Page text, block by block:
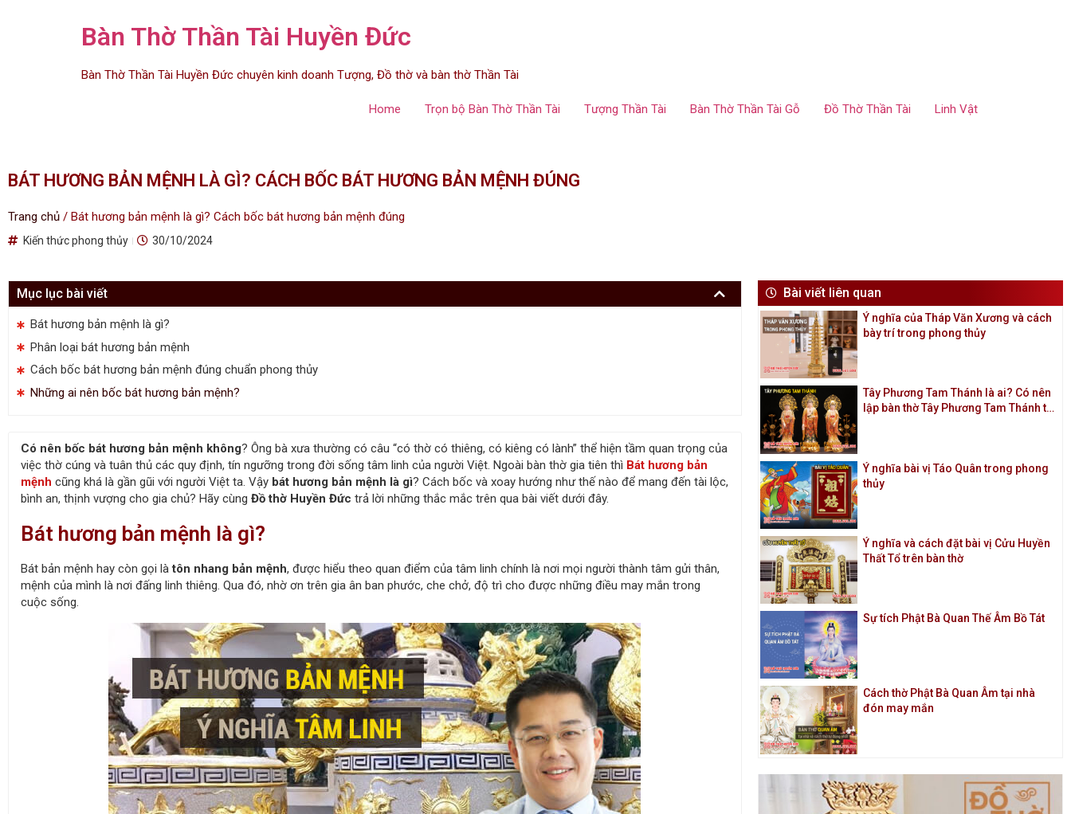
Bàn Thờ Thần Tài Huyền Đức
Bàn Thờ Thần Tài Huyền Đức chuyên kinh doanh Tượng, Đồ thờ và bàn thờ Thần Tài
Home Trọn bộ Bàn Thờ Thần Tài Tượng Thần Tài Bàn Thờ Thần Tài Gỗ Đồ Thờ Thần Tài Linh Vật
BÁT HƯƠNG BẢN MỆNH LÀ GÌ? CÁCH BỐC BÁT HƯƠNG BẢN MỆNH ĐÚNG
Trang chủ / Bát hương bản mệnh là gì? Cách bốc bát hương bản mệnh đúng
Kiến thức phong thủy 30/10/2024
Mục lục bài viết
Bát hương bản mệnh là gì?
Phân loại bát hương bản mệnh
Cách bốc bát hương bản mệnh đúng chuẩn phong thủy
Những ai nên bốc bát hương bản mệnh?
Có nên bốc bát hương bản mệnh không? Ông bà xưa thường có câu “có thờ có thiêng, có kiêng có lành” thể hiện tầm quan trọng của
việc thờ cúng và tuân thủ các quy định, tín ngưỡng trong đời sống tâm linh của người Việt. Ngoài bàn thờ gia tiên thì Bát hương bản
mệnh cũng khá là gần gũi với người Việt ta. Vậy bát hương bản mệnh là gì? Cách bốc và xoay hướng như thế nào để mang đến tài lộc,
bình an, thịnh vượng cho gia chủ? Hãy cùng Đồ thờ Huyền Đức trả lời những thắc mắc trên qua bài viết dưới đây.
Bát hương bản mệnh là gì?
Bát bản mệnh hay còn gọi làtôn nhang bản mệnh, được hiểu theo quan điểm của tâm linh chính là nơi mọi người thành tâm gửi thân,
mệnh của mình là nơi đấng linh thiêng. Qua đó, nhờ ơn trên gia ân ban phước, che chở, độ trì cho được những điều may mắn trong
cuộc sống.
Bài viết liên quan
Ý nghĩa của Tháp Văn Xương và cách
bày trí trong phong thủy
Tây Phương Tam Thánh là ai? Có nên
lập bàn thờ Tây Phương Tam Thánh tại
Ý nghĩa bài vị Táo Quân trong phong
thủy
Ý nghĩa và cách đặt bài vị Cửu Huyền
Thất Tổ trên bàn thờ
Sự tích Phật Bà Quan Thế Âm Bồ Tát
Cách thờ Phật Bà Quan Âm tại nhà
đón may mắn